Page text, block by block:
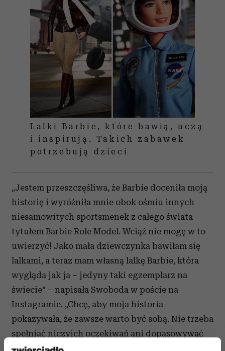
Lalki Barbie, które bawią, uczą
i inspirują. Takich zabawek
potrzebują dzieci
„Jestem przeszczęśliwa, że Barbie doceniła moją
historię i wyróżniła mnie obok ośmiu innych
niesamowitych sportsmenek z całego świata
tytułem Barbie Role Model. Wciąż nie mogę w to
uwierzyć! Jako mała dziewczynka bawiłam się
lalkami, a teraz mam własną lalkę Barbie, która
wygląda jak ja – jedyny taki egzemplarz na
świecie” – napisała Swoboda w poście na
Instagramie. „Chcę, aby moja historia
pokazywała, że zawsze warto być sobą. Nie trzeba
spełniać niczyich oczekiwań ani dopasowywać
się do narzuconych ram, by osiągać swoje cele.